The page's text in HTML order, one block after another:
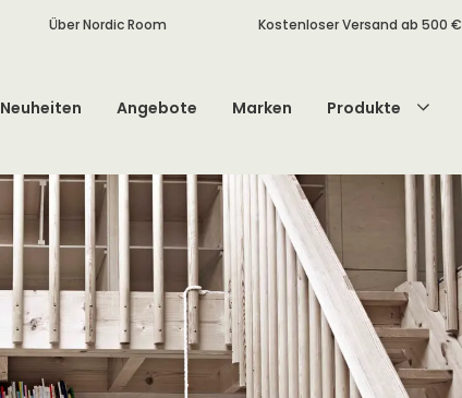
Über Nordic Room Kostenloser Versand ab 500 €
Neuheiten Angebote Marken Produkte